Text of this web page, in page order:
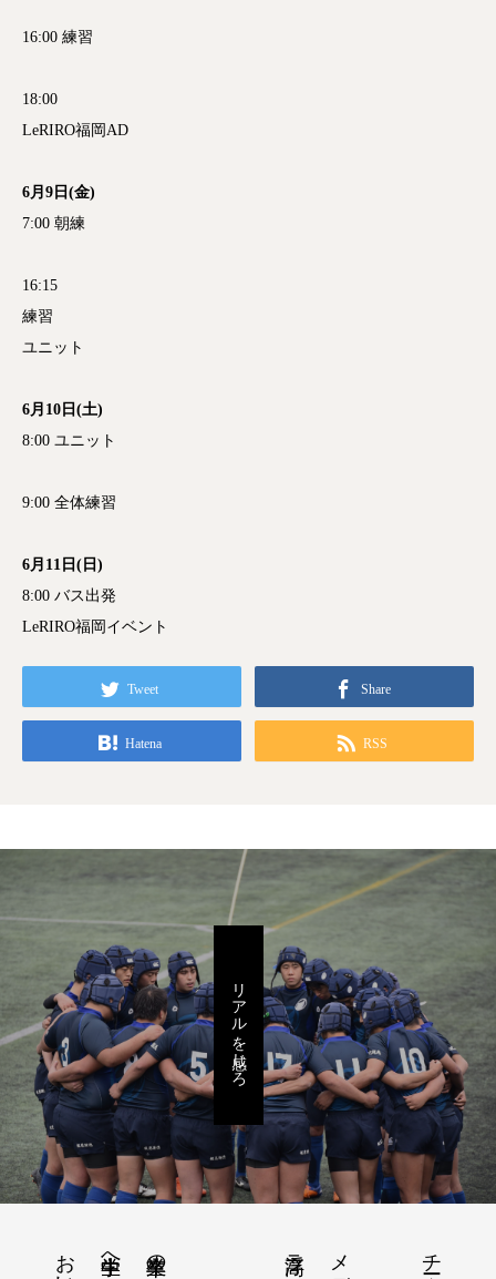
16:00 練習
18:00
LeRIRO福岡AD
6月9日(金)
7:00 朝練
16:15
練習
ユニット
6月10日(土)
8:00 ユニット
9:00 全体練習
6月11日(日)
8:00 バス出発
LeRIRO福岡イベント
Tweet Share
Hatena RSS
リアルを感じろ
チーム紹介
卒業生の進路
中学生へ